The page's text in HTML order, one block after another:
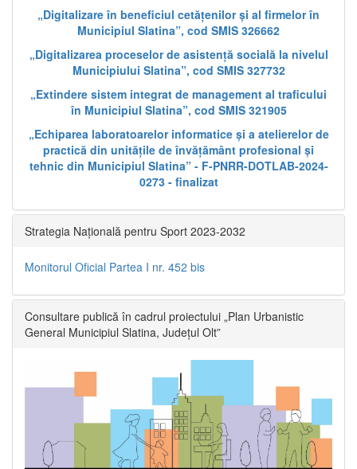
„Digitalizare în beneficiul cetățenilor și al firmelor în
Municipiul Slatina”, cod SMIS 326662
„Digitalizarea proceselor de asistență socială la nivelul
Municipiului Slatina”, cod SMIS 327732
„Extindere sistem integrat de management al traficului
în Municipiul Slatina”, cod SMIS 321905
„Echiparea laboratoarelor informatice și a atelierelor de
practică din unitățile de învățământ profesional și
tehnic din Municipiul Slatina” - F-PNRR-DOTLAB-2024-
0273 - finalizat
Strategia Națională pentru Sport 2023-2032
Monitorul Oficial Partea I nr. 452 bis
Consultare publică în cadrul proiectului „Plan Urbanistic
General Municipiul Slatina, Județul Olt”